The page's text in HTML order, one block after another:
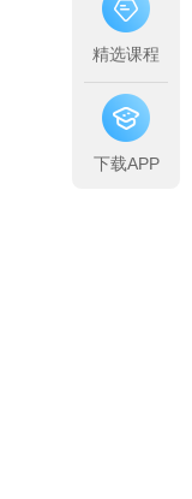
精选课程
下载APP